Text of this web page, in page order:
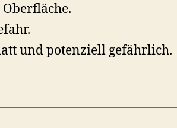
und potenziell gefährlich.